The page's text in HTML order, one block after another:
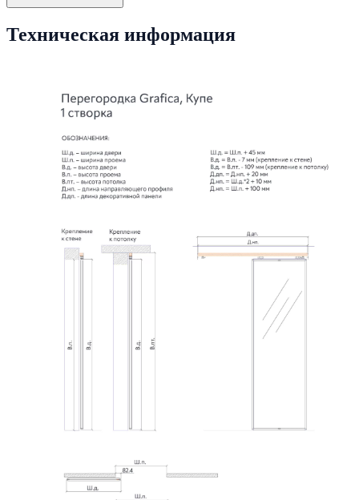
Техническая информация